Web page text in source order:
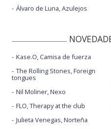
Álvaro de Luna, Azulejos
Kase.O, Camisa de fuerza
The Rolling Stones, Foreign
tongues
Nil Moliner, Nexo
FLO, Therapy at the club
Julieta Venegas, Norteña